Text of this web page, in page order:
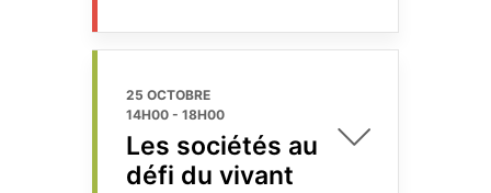
25 OCTOBRE
14H00 - 18H00
Les sociétés au
défi du vivant